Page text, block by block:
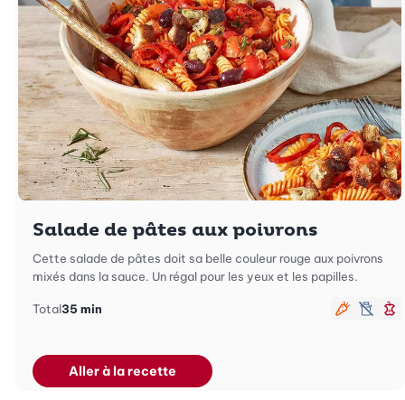
Salade de pâtes aux poivrons
Cette salade de pâtes doit sa belle couleur rouge aux poivrons
mixés dans la sauce. Un régal pour les yeux et les papilles.
Total35 min
sans
Aller à la recette